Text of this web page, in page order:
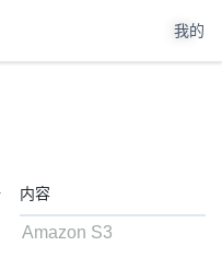
我的
内容
Amazon S3